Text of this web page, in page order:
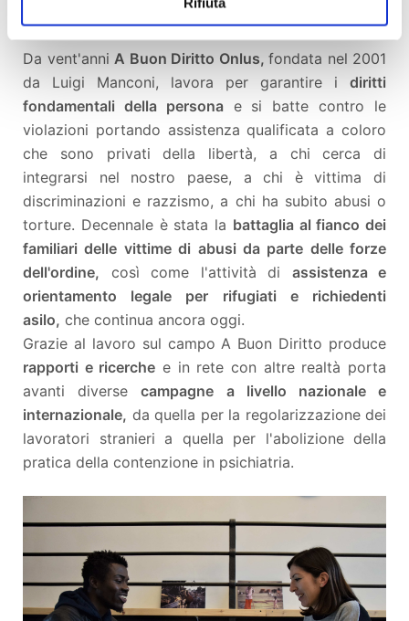
Da vent'anni A Buon Diritto Onlus, fondata nel 2001
da Luigi Manconi, lavora per garantire i diritti
fondamentali della personae si batte contro le
violazioni portando assistenza qualificata a coloro
che sono privati della libertà, a chi cerca di
integrarsi nel nostro paese, a chi è vittima di
discriminazioni e razzismo, a chi ha subito abusi o
torture. Decennale è stata la battaglia al fianco dei
familiari delle vittime di abusi da parte delle forze
dell'ordine, così come l'attività di assistenza e
orientamento legale per rifugiati e richiedenti
asilo, che continua ancora oggi.
Grazie al lavoro sul campo A Buon Diritto produce
rapporti e ricerche e in rete con altre realtà porta
avanti diversecampagne a livello nazionale e
internazionale, da quella per la regolarizzazione dei
lavoratori stranieri a quella per l'abolizione della
pratica della contenzione in psichiatria.